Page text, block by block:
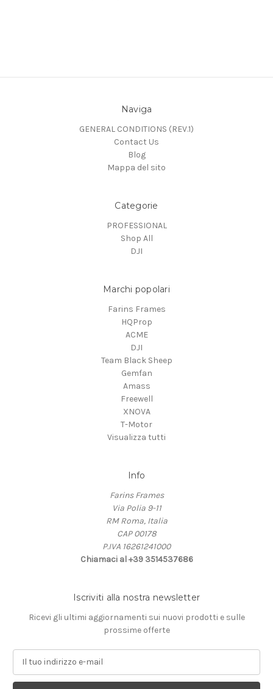
Naviga
GENERAL CONDITIONS (REV.1)
Contact Us
Blog
Mappa del sito
Categorie
PROFESSIONAL
Shop All
DJI
Marchi popolari
Farins Frames
HQProp
ACME
DJI
Team Black Sheep
Gemfan
Amass
Freewell
XNOVA
T-Motor
Visualizza tutti
Info
Farins Frames
Via Polia 9-11
RM Roma, Italia
CAP 00178
P.IVA 16261241000
Chiamaci al +39 3514537686
Iscriviti alla nostra newsletter
Ricevi gli ultimi aggiornamenti sui nuovi prodotti e sulle
prossime offerte
d